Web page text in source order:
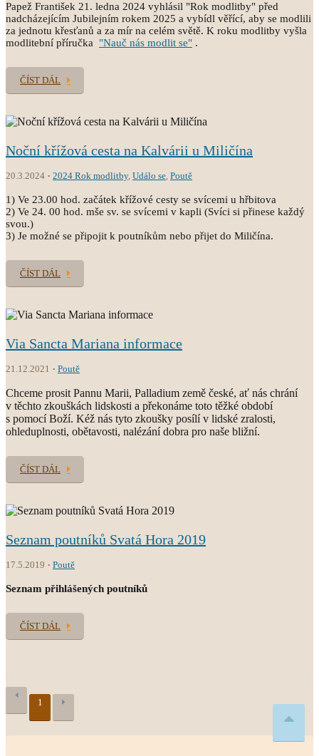
Papež František 21. ledna 2024 vyhlásil "Rok modlitby" před
nadcházejícím Jubilejním rokem 2025 a vybídl věřící, aby se modlili
za jednotu křesťanů a za mír na celém světě. K roku modlitby vyšla
modlitební příručka "Nauč nás modlit se" .
ČÍST DÁL
Noční křížová cesta na Kalvárii u Miličína
20.3.2024 2024 Rok modlitby, Událo se, Poutě
1) Ve 23.00 hod. začátek křížové cesty se svícemi u hřbitova
2) Ve 24. 00 hod. mše sv. se svícemi v kapli (Svíci si přinese každý
svou.)
3) Je možné se připojit k poutníkům nebo přijet do Miličína.
ČÍST DÁL
Via Sancta Mariana informace
21.12.2021 Poutě
Chceme prosit Pannu Marii, Palladium země české, ať nás chrání
v těchto zkouškách lidskosti a překonáme toto těžké období
s pomocí Boží. Kéž nás tyto zkoušky posílí v lidské zralosti,
ohleduplnosti, obětavosti, nalézání dobra pro naše bližní.
ČÍST DÁL
Seznam poutníků Svatá Hora 2019
17.5.2019 Poutě
Seznam přihlášených poutníků
ČÍST DÁL
1